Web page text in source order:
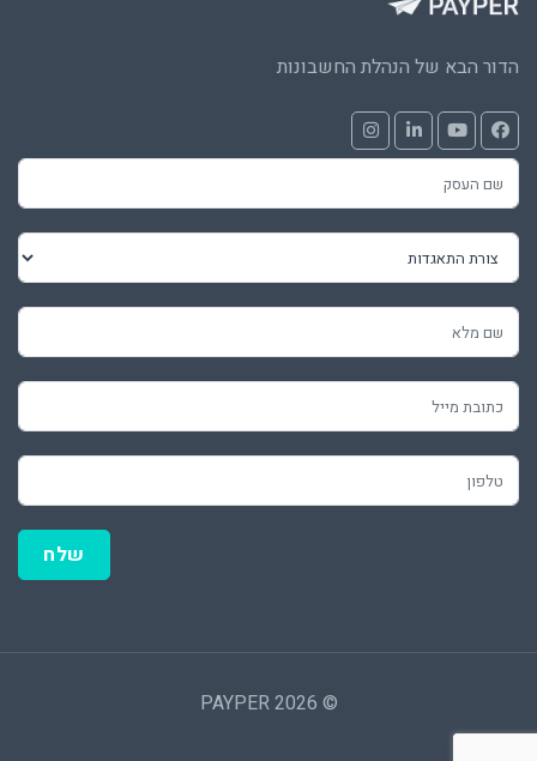
הדור הבא של הנהלת החשבונות
שלח
© 2026 PAYPER